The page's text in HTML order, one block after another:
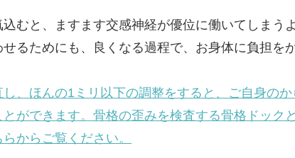
込むと、ますます交感神経が優位に働いてしまう
るためにも、良くなる過程で、お身体に負担を
、ほんの1ミリ以下の調整をすると、ご自身の
ができます。骨格の歪みを検査する骨格ドック
からご覧ください。